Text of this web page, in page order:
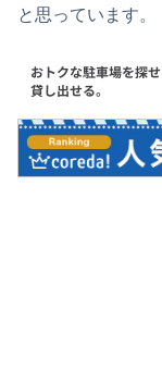
と思っています。